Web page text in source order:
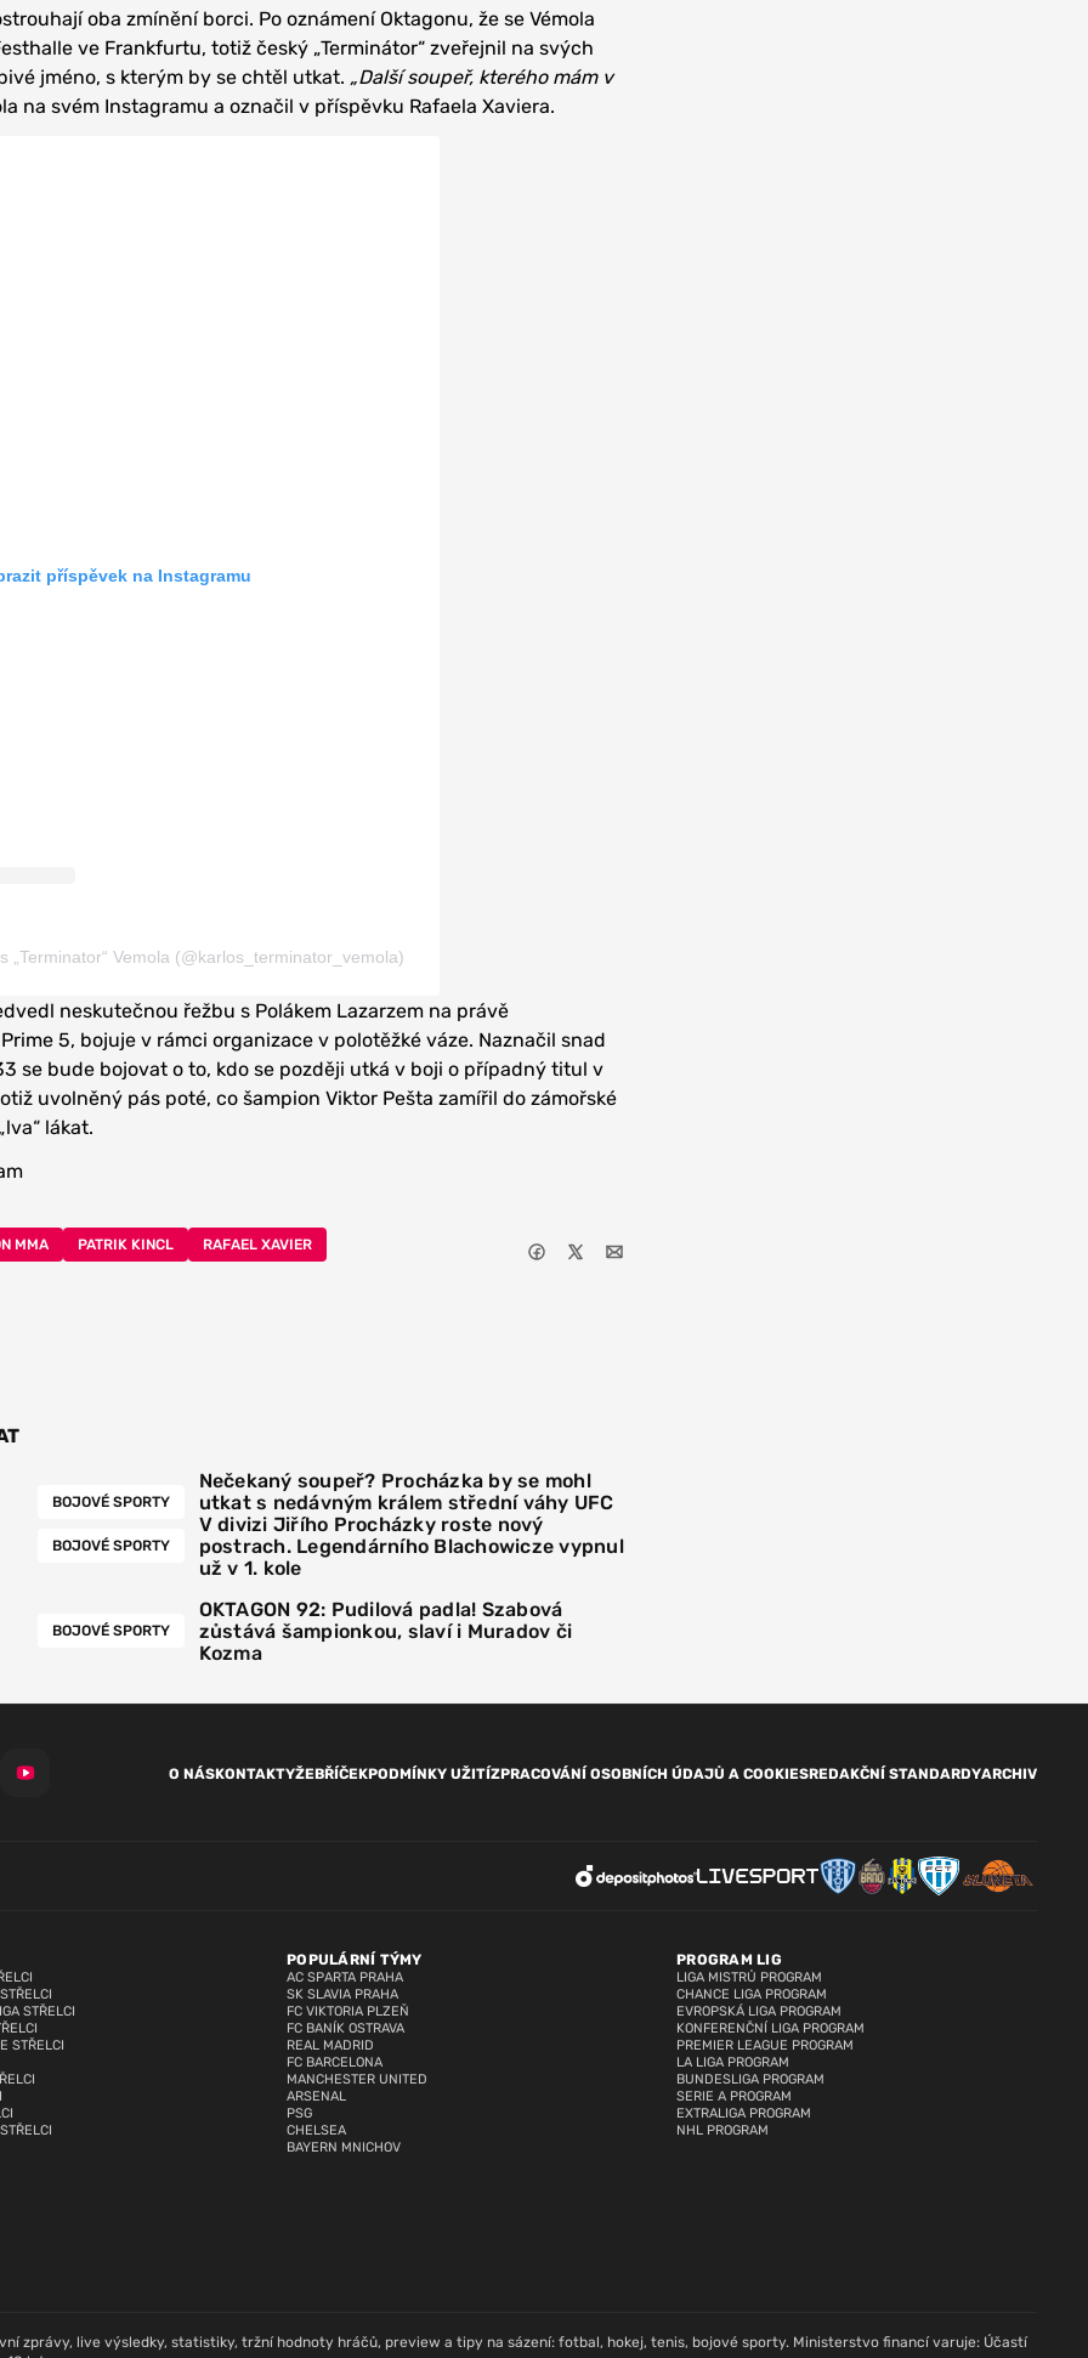
oba zmínění borci. Po oznámení Oktagonu, že se Vémola
ve Frankfurtu, totiž český „Terminátor“ zveřejnil na svých
jméno, s kterým by se chtěl utkat. „Další soupeř, kterého mám v
na svém Instagramu a označil v příspěvku Rafaela Xaviera.
příspěvek na Instagramu
„Terminator“ Vemola (@karlos_terminator_vemola)
neskutečnou řežbu s Polákem Lazarzem na právě
5, bojuje v rámci organizace v polotěžké váze. Naznačil snad
se bude bojovat o to, kdo se později utká v boji o případný titul v
uvolněný pás poté, co šampion Viktor Pešta zamířil do zámořské
lákat.
MMA PATRIK KINCL RAFAEL XAVIER
BOJOVÉ SPORTY
Nečekaný soupeř? Procházka by se mohl
utkat s nedávným králem střední váhy UFC
BOJOVÉ SPORTY
V divizi Jiřího Procházky roste nový
postrach. Legendárního Blachowicze vypnul
už v 1. kole
BOJOVÉ SPORTY
OKTAGON 92: Pudilová padla! Szabová
zůstává šampionkou, slaví i Muradov či
Kozma
O NÁSKONTAKTYŽEBŘÍČEKPODMÍNKY UŽITÍZPRACOVÁNÍ OSOBNÍCH ÚDAJŮ A COOKIESREDAKČNÍ STANDARDYARCHIV
STŘELCI
STŘELCI
POPULÁRNÍ TÝMY
AC SPARTA PRAHA
SK SLAVIA PRAHA
FC VIKTORIA PLZEŇ
FC BANÍK OSTRAVA
REAL MADRID
FC BARCELONA
MANCHESTER UNITED
ARSENAL
PSG
CHELSEA
BAYERN MNICHOV
PROGRAM LIG
LIGA MISTRŮ PROGRAM
CHANCE LIGA PROGRAM
EVROPSKÁ LIGA PROGRAM
KONFERENČNÍ LIGA PROGRAM
PREMIER LEAGUE PROGRAM
LA LIGA PROGRAM
BUNDESLIGA PROGRAM
SERIE A PROGRAM
EXTRALIGA PROGRAM
NHL PROGRAM
zprávy, live výsledky, statistiky, tržní hodnoty hráčů, preview a tipy na sázení: fotbal, hokej, tenis, bojové sporty. Ministerstvo financí varuje: Účastí